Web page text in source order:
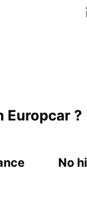
Europcar ?
No